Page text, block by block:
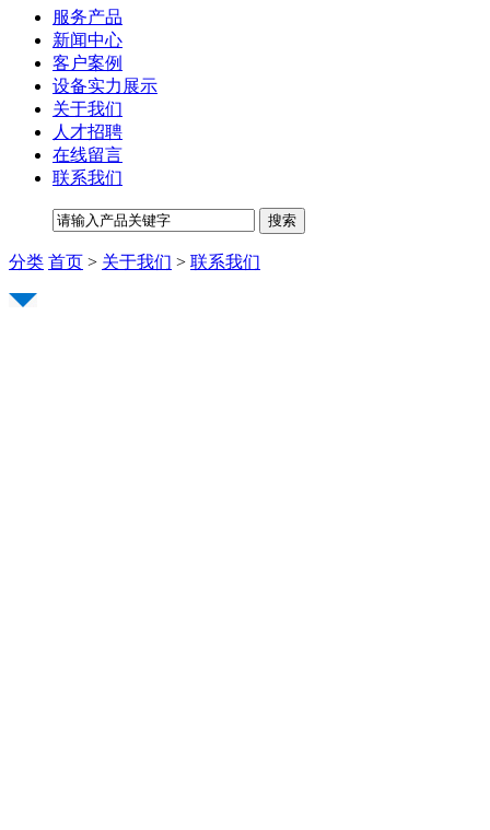
服务产品
新闻中心
客户案例
设备实力展示
关于我们
人才招聘
在线留言
联系我们
分类 首页 > 关于我们 > 联系我们